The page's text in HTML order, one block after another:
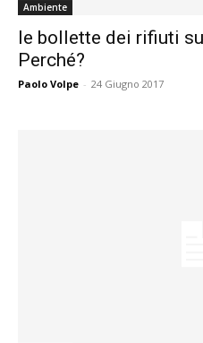
Ambiente
le bollette dei rifiuti
Perché?
Paolo Volpe - 24 Giugno 2017